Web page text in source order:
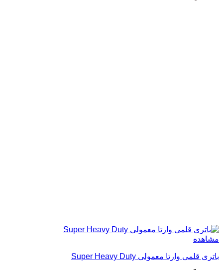
مشاهده
باتری قلمی وارتا معمولی Super Heavy Duty